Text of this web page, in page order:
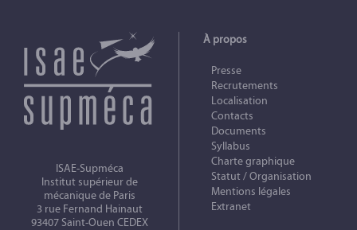
ISAE-Supméca
Institut supérieur de
mécanique de Paris
3 rue Fernand Hainaut
93407 Saint-Ouen CEDEX
À propos
Presse
Recrutements
Localisation
Contacts
Documents
Syllabus
Charte graphique
Statut / Organisation
Mentions légales
Extranet